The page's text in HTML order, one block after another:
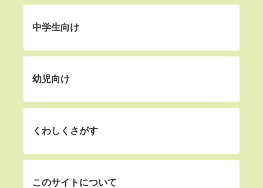
中学生向け
幼児向け
くわしくさがす
このサイトについて